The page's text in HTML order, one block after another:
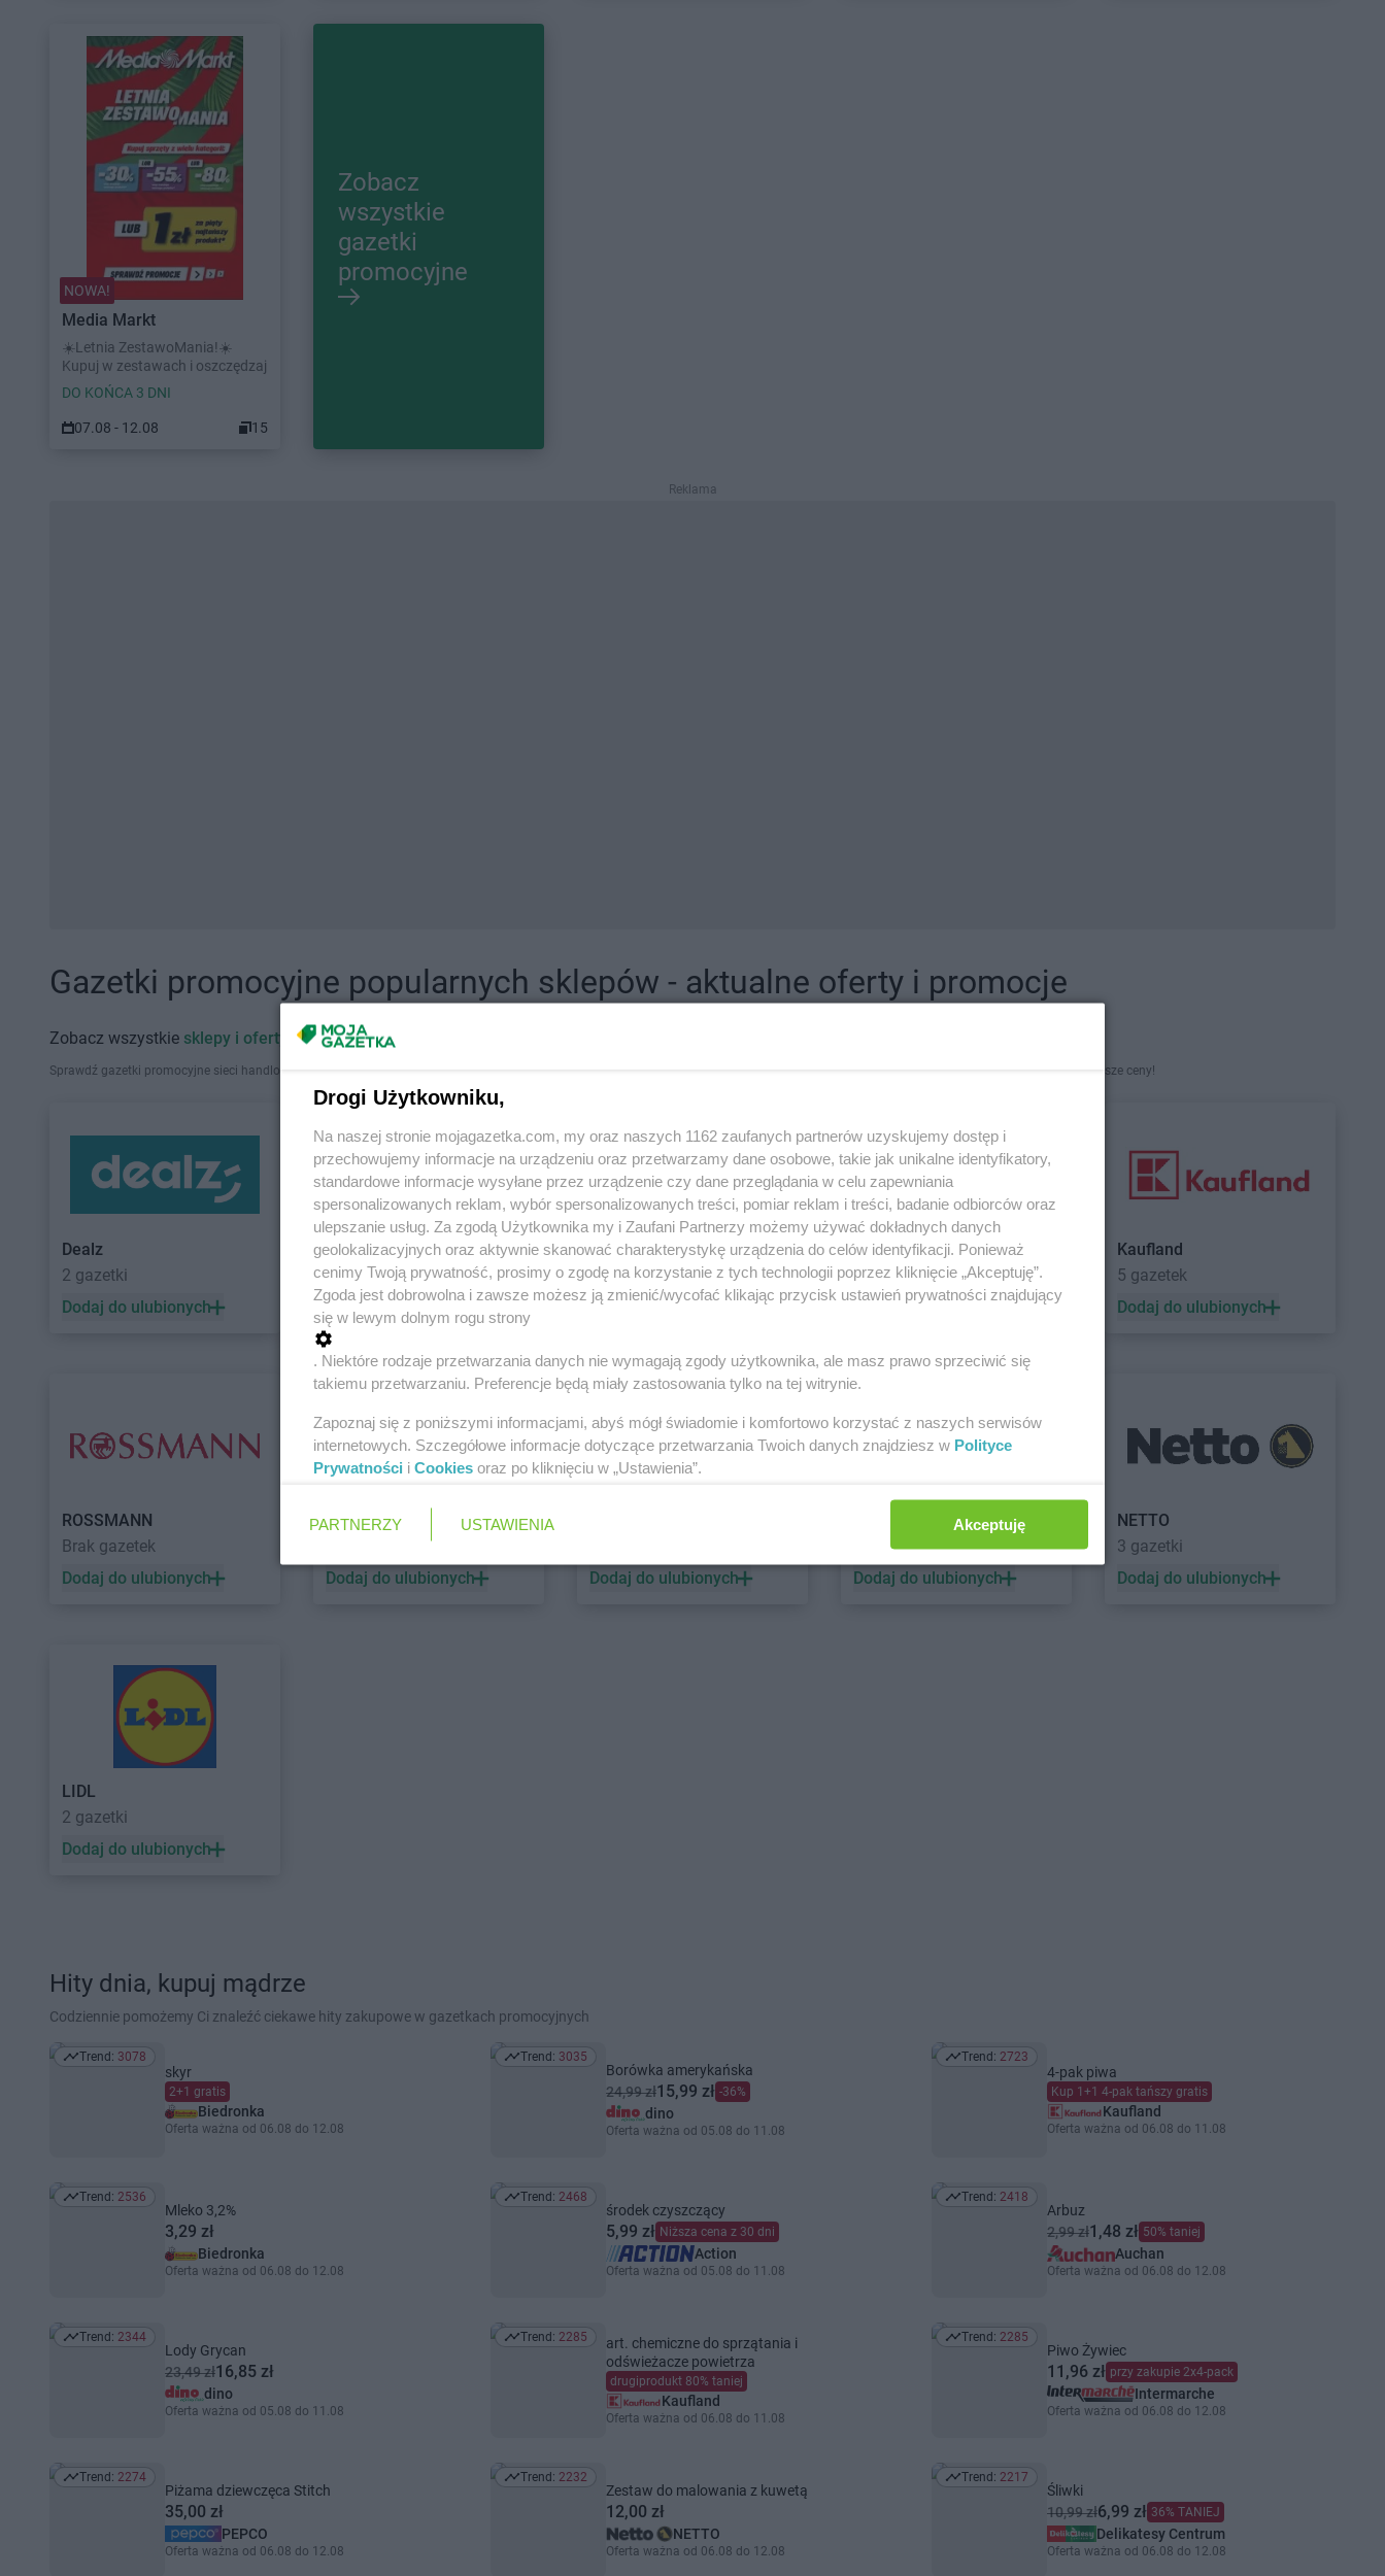
NOWA!
Media Markt
☀️Letnia ZestawoMania!☀️
Kupuj w zestawach i oszczędzaj
DO KOŃCA 3 DNI
07.08 - 12.08 15
Zobacz
wszystkie
gazetki
promocyjne
Reklama
Gazetki promocyjne popularnych sklepów - aktualne oferty i promocje
Zobacz wszystkie sklepy i oferty promocyjne
Sprawdź gazetki promocyjne sieci handlowych, które działają w Polsce. Znajdziesz tutaj sklepy należące do lokalnych sieci oraz duże, znane super- i hipermarkety. Najlepsze promocje i najniższe ceny!
Dealz
2 gazetki
Dodaj do ulubionych
POLOmarket
10 gazetek
Dodaj do ulubionych
PEPCO
1 gazetka
Dodaj do ulubionych
dino
1 gazetka
Dodaj do ulubionych
Kaufland
5 gazetek
Dodaj do ulubionych
ROSSMANN
Brak gazetek
Dodaj do ulubionych
Auchan
Dodaj do ulubionych
Dodaj do ulubionych
7 gazetek
Dodaj do ulubionych
NETTO
3 gazetki
Dodaj do ulubionych
LIDL
2 gazetki
Dodaj do ulubionych
Hity dnia, kupuj mądrze
Codziennie pomożemy Ci znaleźć ciekawe hity zakupowe w gazetkach promocyjnych
Trend: 3078
Trend: 3078
skyr
2+1 gratis
Biedronka
Oferta ważna od 06.08 do 12.08
Trend: 3035
Trend: 3035
Borówka amerykańska
24,99 zł15,99 zł -36%
dino
Oferta ważna od 05.08 do 11.08
Trend: 2723
Trend: 2723
4-pak piwa
Kup 1+1 4-pak tańszy gratis
Kaufland
Oferta ważna od 06.08 do 11.08
Trend: 2536
Trend: 2536
Mleko 3,2%
3,29 zł
Biedronka
Oferta ważna od 06.08 do 12.08
Trend: 2468
Trend: 2468
środek czyszczący
5,99 zł Niższa cena z 30 dni
Action
Oferta ważna od 05.08 do 11.08
Trend: 2418
Trend: 2418
Arbuz
2,99 zł1,48 zł 50% taniej
Auchan
Oferta ważna od 06.08 do 12.08
Trend: 2344
Trend: 2344
Lody Grycan
23,49 zł16,85 zł
dino
Oferta ważna od 05.08 do 11.08
Trend: 2285
Trend: 2285
art. chemiczne do sprzątania i
odświeżacze powietrza
drugiprodukt 80% taniej
Kaufland
Oferta ważna od 06.08 do 11.08
Trend: 2285
Trend: 2285
Piwo Żywiec
11,96 zł przy zakupie 2x4-pack
Intermarche
Oferta ważna od 06.08 do 12.08
Trend: 2274
Trend: 2274
Piżama dziewczęca Stitch
35,00 zł
PEPCO
Oferta ważna od 06.08 do 12.08
Trend: 2232
Trend: 2232
Zestaw do malowania z kuwetą
12,00 zł
NETTO
Oferta ważna od 06.08 do 12.08
Trend: 2217
Trend: 2217
Śliwki
10,99 zł6,99 zł 36% TANIEJ
Delikatesy Centrum
Oferta ważna od 06.08 do 12.08
Drogi Użytkowniku,
Na naszej stronie mojagazetka.com, my oraz naszych 1162 zaufanych partnerów uzyskujemy dostęp i
przechowujemy informacje na urządzeniu oraz przetwarzamy dane osobowe, takie jak unikalne identyfikatory,
standardowe informacje wysyłane przez urządzenie czy dane przeglądania w celu zapewniania
spersonalizowanych reklam, wybór spersonalizowanych treści, pomiar reklam i treści, badanie odbiorców oraz
ulepszanie usług. Za zgodą Użytkownika my i Zaufani Partnerzy możemy używać dokładnych danych
geolokalizacyjnych oraz aktywnie skanować charakterystykę urządzenia do celów identyfikacji. Ponieważ
cenimy Twoją prywatność, prosimy o zgodę na korzystanie z tych technologii poprzez kliknięcie „Akceptuję”.
Zgoda jest dobrowolna i zawsze możesz ją zmienić/wycofać klikając przycisk ustawień prywatności znajdujący
się w lewym dolnym rogu strony
. Niektóre rodzaje przetwarzania danych nie wymagają zgody użytkownika, ale masz prawo sprzeciwić się
takiemu przetwarzaniu. Preferencje będą miały zastosowania tylko na tej witrynie.
Zapoznaj się z poniższymi informacjami, abyś mógł świadomie i komfortowo korzystać z naszych serwisów
internetowych. Szczegółowe informacje dotyczące przetwarzania Twoich danych znajdziesz w Polityce
Prywatności i Cookies oraz po kliknięciu w „Ustawienia”.
PARTNERZY USTAWIENIA Akceptuję